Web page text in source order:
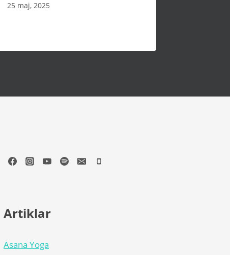
25 maj, 2025
Artiklar
Asana Yoga